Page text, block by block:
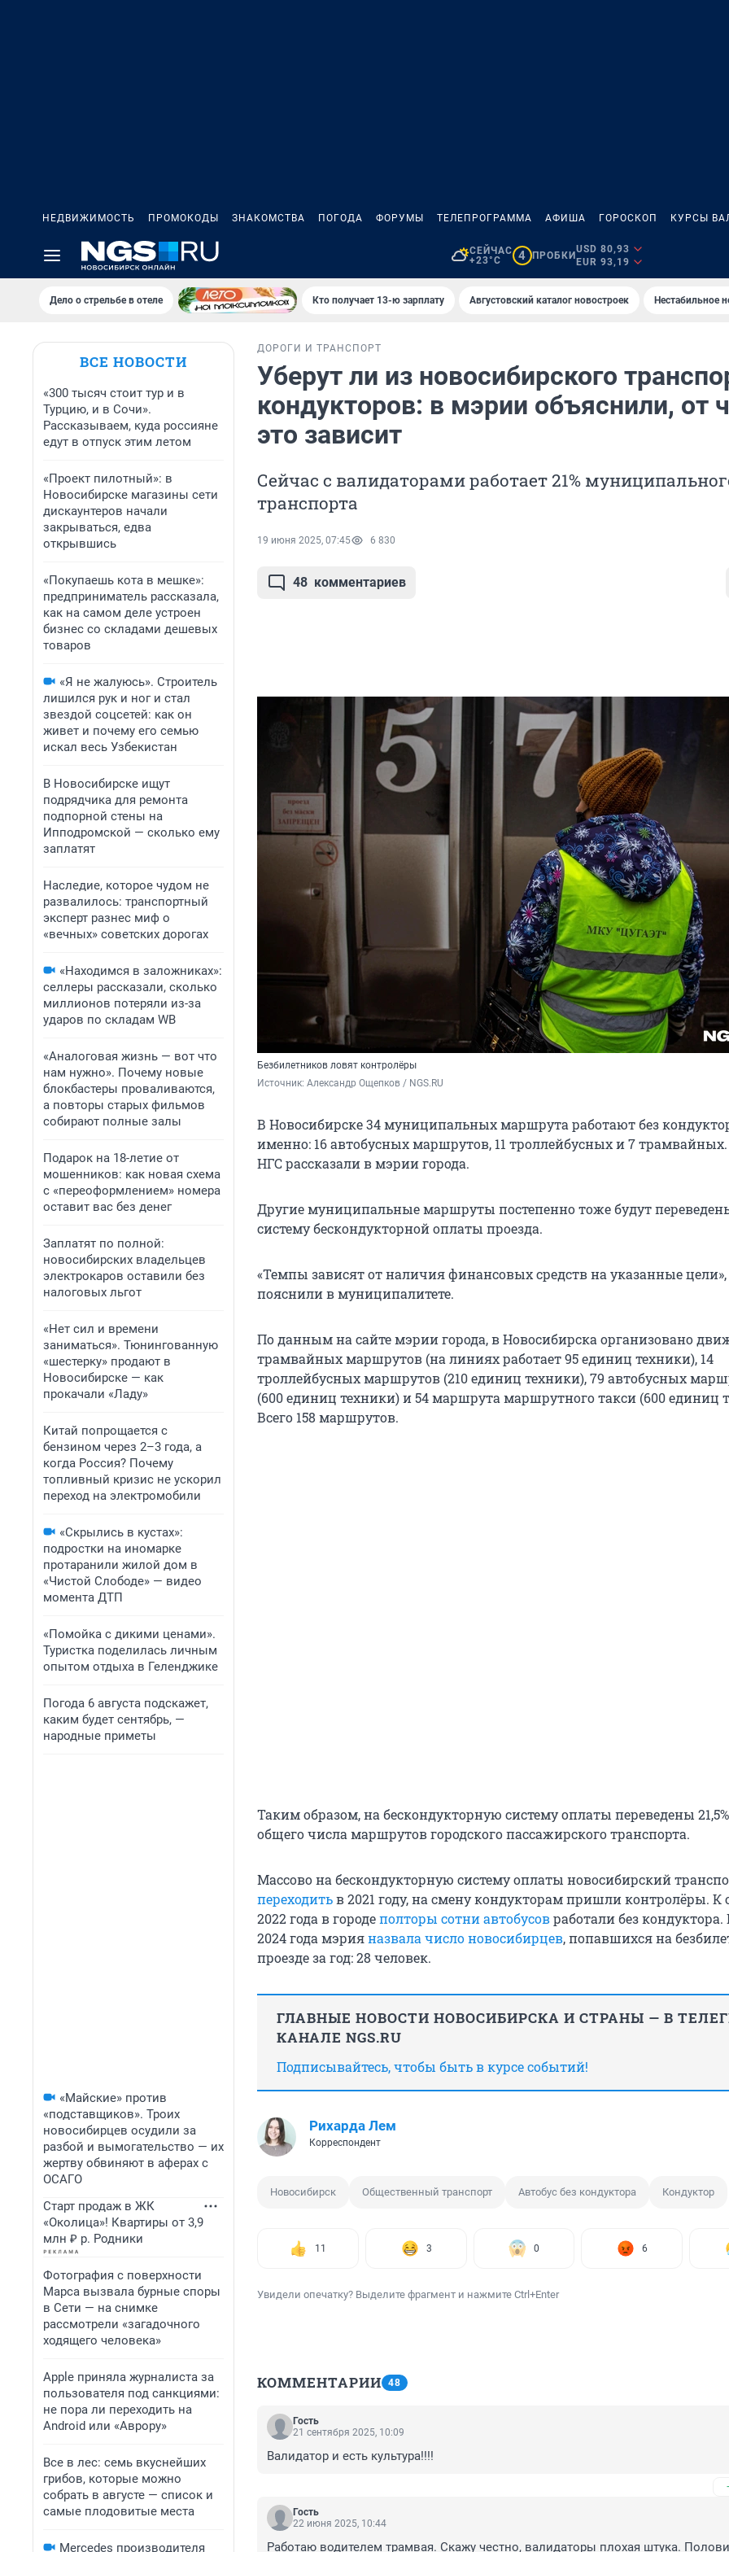
НЕДВИЖИМОСТЬ ПРОМОКОДЫ ЗНАКОМСТВА ПОГОДА ФОРУМЫ ТЕЛЕПРОГРАММА АФИША ГОРОСКОП КУРСЫ
СЕЙЧАС
+23°C
4 ПРОБКИ
USD 80,93
EUR 93,19
Дело о стрельбе в отеле Кто получает 13-ю зарплату Августовский каталог новостроек Нестабильное
ВСЕ НОВОСТИ
«300 тысяч стоит тур и в
Турцию, и в Сочи».
Рассказываем, куда россияне
едут в отпуск этим летом
«Проект пилотный»: в
Новосибирске магазины сети
дискаунтеров начали
закрываться, едва
открывшись
«Покупаешь кота в мешке»:
предприниматель рассказала,
как на самом деле устроен
бизнес со складами дешевых
товаров
«Я не жалуюсь». Строитель
лишился рук и ног и стал
звездой соцсетей: как он
живет и почему его семью
искал весь Узбекистан
В Новосибирске ищут
подрядчика для ремонта
подпорной стены на
Ипподромской — сколько ему
заплатят
Наследие, которое чудом не
развалилось: транспортный
эксперт разнес миф о
«вечных» советских дорогах
«Находимся в заложниках»:
селлеры рассказали, сколько
миллионов потеряли из-за
ударов по складам WB
«Аналоговая жизнь — вот что
нам нужно». Почему новые
блокбастеры проваливаются,
а повторы старых фильмов
собирают полные залы
Подарок на 18-летие от
мошенников: как новая схема
с «переоформлением» номера
оставит вас без денег
Заплатят по полной:
новосибирских владельцев
электрокаров оставили без
налоговых льгот
«Нет сил и времени
заниматься». Тюнингованную
«шестерку» продают в
Новосибирске — как
прокачали «Ладу»
Китай попрощается с
бензином через 2–3 года, а
когда Россия? Почему
топливный кризис не ускорил
переход на электромобили
«Скрылись в кустах»:
подростки на иномарке
протаранили жилой дом в
«Чистой Слободе» — видео
момента ДТП
«Помойка с дикими ценами».
Туристка поделилась личным
опытом отдыха в Геленджике
Погода 6 августа подскажет,
каким будет сентябрь, —
народные приметы
«Майские» против
«подставщиков». Троих
новосибирцев осудили за
разбой и вымогательство — их
жертву обвиняют в аферах с
ОСАГО
Старт продаж в ЖК
«Околица»! Квартиры от 3,9
млн ₽ р. Родники
Фотография с поверхности
Марса вызвала бурные споры
в Сети — на снимке
рассмотрели «загадочного
ходящего человека»
Apple приняла журналиста за
пользователя под санкциями:
не пора ли переходить на
Android или «Аврору»
Все в лес: семь вкуснейших
грибов, которые можно
собрать в августе — список и
самые плодовитые места
Mercedes производителя
ДОРОГИ И ТРАНСПОРТ
Уберут ли из новосибирского
кондукторов: в мэрии объяснили, от
это зависит
Сейчас с валидаторами работает 21%
транспорта
19 июня 2025, 07:45 6 830
48 комментариев
Безбилетников ловят контролёры
Источник: Александр Ощепков / NGS.RU
В Новосибирске 34 муниципальных маршрута работают без
именно: 16 автобусных маршрутов, 11 троллейбусных и 7
НГС рассказали в мэрии города.
Другие муни­ципальные маршруты постепенно тоже будут
систему бескондукторной оплаты проезда.
«Темпы зависят от наличия финансо­вых средств на указанные
пояснили в муниципалитете.
По данным на сайте мэрии города, в Новосибирска организовано
трамвайных маршрутов (на линиях работает 95 единиц техники), 14
троллейбусных маршрутов (210 единиц техники), 79 автобусных
(600 единиц техники) и 54 маршрута маршрутного такси (600 единиц
Всего 158 маршрутов.
Таким образом, на бескондукторную систему оплаты переведены
общего числа маршрутов городского пассажирского транспорта.
Массово на бескондукторную систему оплаты новосибирский
переходитьв 2021 году, на смену кондукторам пришли контролёры. К
2022 года в городеполторы сотни автобусовработали без кондуктора.
2024 года мэрияназвала число новосибирцев, попавшихся на
проезде за год: 28 человек.
ГЛАВНЫЕ НОВОСТИ НОВОСИБИРСКА И СТРАНЫ — В
КАНАЛЕ NGS.RU
Подписывайтесь, чтобы быть в курсе событий!
Рихарда Лем
Корреспондент
Новосибирск Общественный транспорт Автобус без кондуктора Кондуктор
11 3 0 6
Увидели опечатку? Выделите фрагмент и нажмите Ctrl+Enter
КОММЕНТАРИИ 48
Гость
21 сентября 2025, 10:09
Валидатор и есть культура!!!!
Гость
22 июня 2025, 10:44
Работаю водителем трамвая. Скажу честно, валидаторы плохая штука.